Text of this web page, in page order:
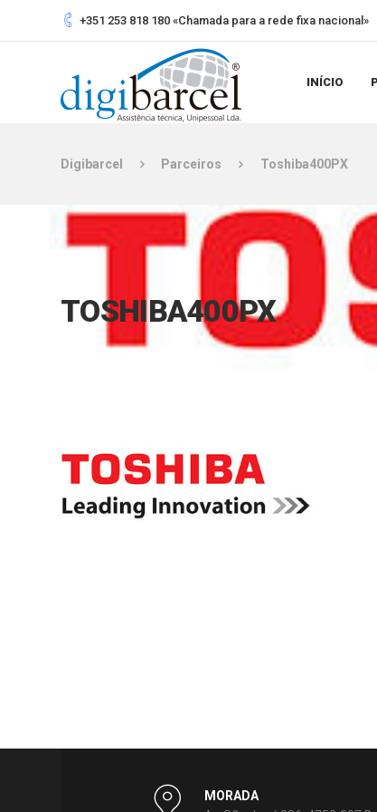
+351 253 818 180 «Chamada para a rede fixa nacional»
INÍCIO
Digibarcel Parceiros Toshiba400PX
TOSHIBA400PX
MORADA